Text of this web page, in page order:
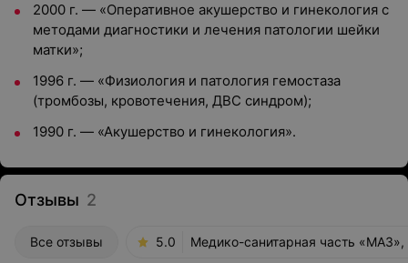
2000 г. — «Оперативное акушерство и гинекология с
методами диагностики и лечения патологии шейки
матки»;
1996 г. — «Физиология и патология гемостаза
(тромбозы, кровотечения, ДВС синдром);
1990 г. — «Акушерство и гинекология».
Отзывы 2
Все отзывы 5.0 Медико-санитарная часть «МАЗ»,